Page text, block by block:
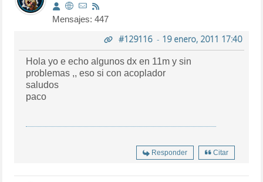
Mensajes: 447
#129116- 19 enero, 2011 17:40
Hola yo e echo algunos dx en 11m y sin
problemas ,, eso si con acoplador
saludos
paco
Responder Citar